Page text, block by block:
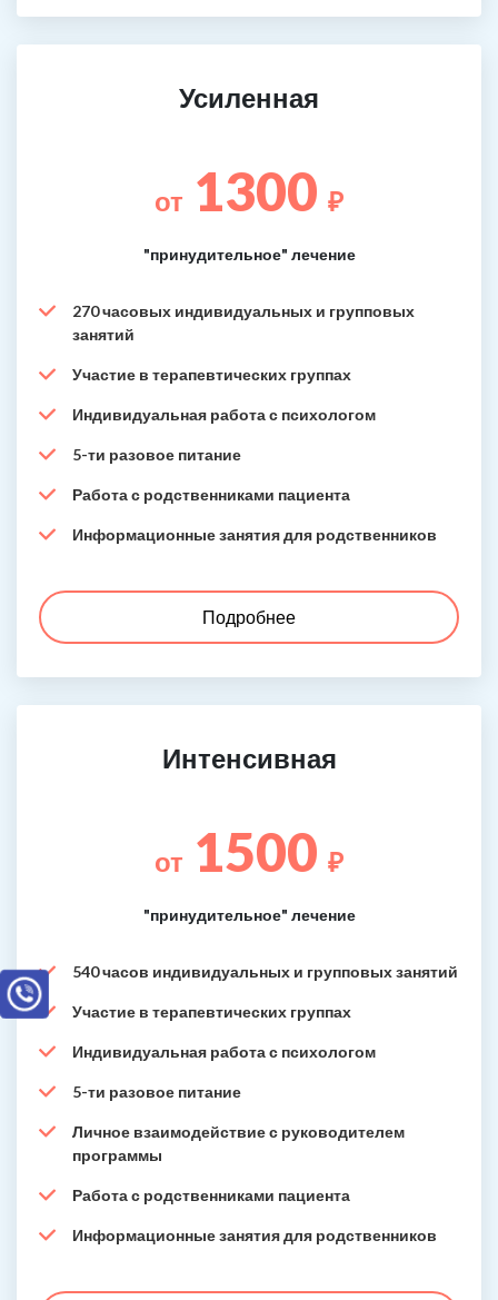
Усиленная
от 1300 ₽
"принудительное" лечение
270 часовых индивидуальных и групповых
занятий
Участие в терапевтических группах
Индивидуальная работа с психологом
5-ти разовое питание
Работа с родственниками пациента
Информационные занятия для родственников
Подробнее
Интенсивная
от 1500 ₽
"принудительное" лечение
540 часов индивидуальных и групповых занятий
Участие в терапевтических группах
Индивидуальная работа с психологом
5-ти разовое питание
Личное взаимодействие с руководителем
программы
Работа с родственниками пациента
Информационные занятия для родственников